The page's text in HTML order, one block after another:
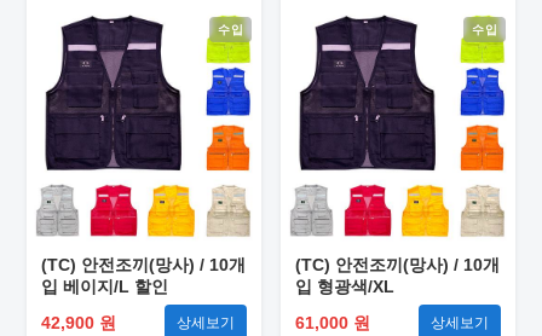
수입
(TC) 안전조끼(망사) / 10개
입 베이지/L 할인
42,900 원
상세보기
수입
(TC) 안전조끼(망사) / 10개
입 형광색/XL
61,000 원
상세보기